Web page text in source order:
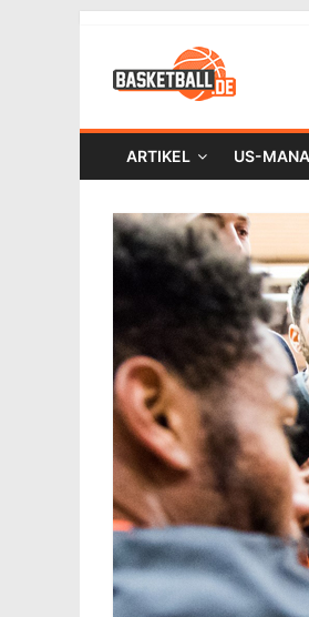
ARTIKEL US-